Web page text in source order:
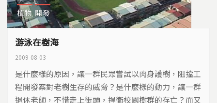
植物 開發
游泳在樹海
2009-08-03
是什麼樣的原因，讓一群民眾嘗試以肉身護樹，阻擋工
程開發案對老樹生存的威脅？是什麼樣的動力，讓一群
退休老師，不惜走上街頭，捍衛校園樹群的存亡？而又